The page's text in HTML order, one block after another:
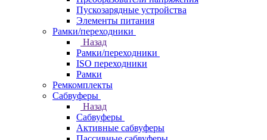
Пускозарядные устройства
Элементы питания
Рамки/переходники
Назад
Рамки/переходники
ISO переходники
Рамки
Ремкомплекты
Сабвуферы
Назад
Сабвуферы
Активные сабвуферы